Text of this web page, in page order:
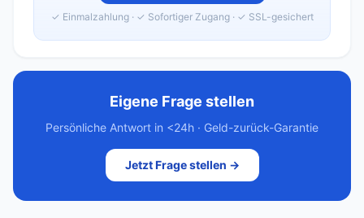
✓ Einmalzahlung · ✓ Sofortiger Zugang · ✓ SSL-gesichert
Eigene Frage stellen
Persönliche Antwort in <24h · Geld-zurück-Garantie
Jetzt Frage stellen →